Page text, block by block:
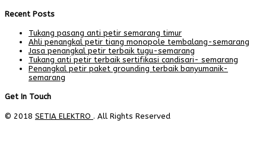
Recent Posts
Tukang pasang anti petir semarang timur
Ahli penangkal petir tiang monopole tembalang-semarang
Jasa penangkal petir terbaik tugu-semarang
Tukang anti petir terbaik sertifikasi candisari- semarang
Penangkal petir paket grounding terbaik banyumanik-
semarang
Get In Touch
© 2018 SETIA ELEKTRO . All Rights Reserved